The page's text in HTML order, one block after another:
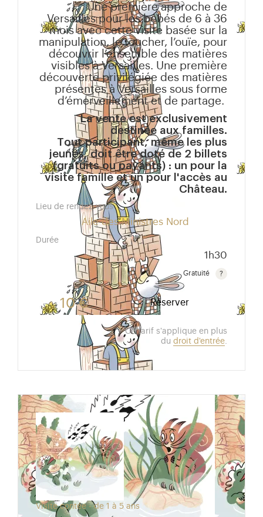
Une première approche de
Versailles pour les bébés de 6 à 36
mois avec cette visite basée sur la
manipulation, le toucher, l’ouïe, pour
découvrir l’ensemble des matières
visibles à Versailles. Une première
découverte privilégiée des matières
présentes à Versailles sous forme
d’émerveillement et de partage.
La vente est exclusivement
destinée aux familles.
Tout participant, même les plus
jeunes, doit être doté de 2 billets
(gratuits ou payants) : un pour la
visite famille et un pour l'accès au
Château.
Lieu de rendez-vous
Aile des Ministres Nord
Durée
1h30
Gratuité
Gratuit pour les enfants de moins de 10 ans.Tarif
10 € Réserver
Ce tarif s'applique en plus
du droit d'entrée.
Visite contée - de 1 à 5 ans